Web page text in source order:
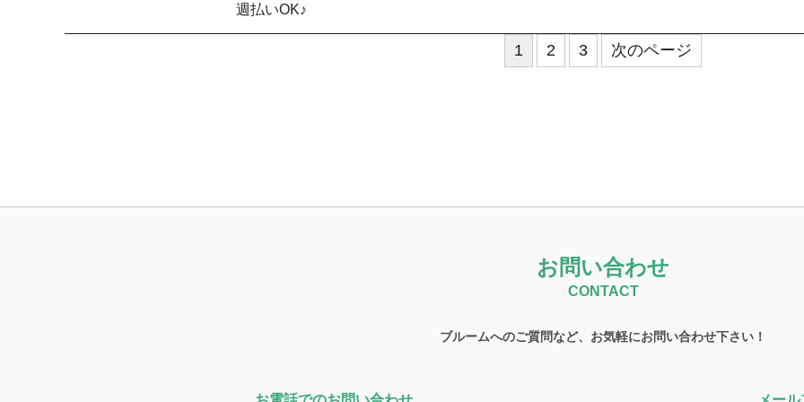
週払いOK♪
1 2 3 次のページ
お問い合わせ
CONTACT
ブルームへのご質問など、お気軽にお問い合わせ下さい！